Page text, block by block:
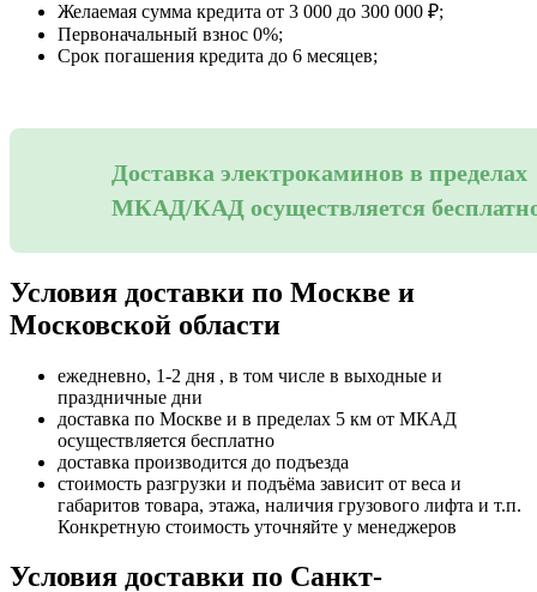
Желаемая сумма кредита от 3 000 до 300 000 ₽;
Первоначальный взнос 0%;
Срок погашения кредита до 6 месяцев;
Доставка электрокаминов в пределах
МКАД/КАД осуществляется
Условия доставки по Москве и
Московской области
ежедневно, 1-2 дня , в том числе в выходные и
праздничные дни
доставка по Москве и в пределах 5 км от МКАД
осуществляется бесплатно
доставка производится до подъезда
стоимость разгрузки и подъёма зависит от веса и
габаритов товара, этажа, наличия грузового лифта и т.п.
Конкретную стоимость уточняйте у менеджеров
Условия доставки по Санкт-